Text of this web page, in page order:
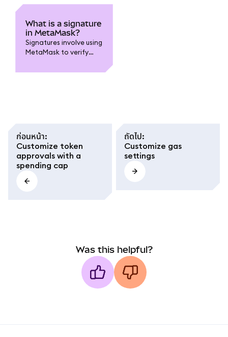
What is a signature
in MetaMask?
Signatures involve using
MetaMask to verify
originator of a
ก่อนหน้า:
Customize token
approvals with a
spending cap
ถัดไป:
Customize gas
settings
Was this helpful?